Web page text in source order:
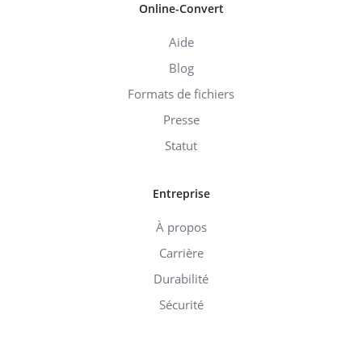
Online-Convert
Aide
Blog
Formats de fichiers
Presse
Statut
Entreprise
À propos
Carrière
Durabilité
Sécurité